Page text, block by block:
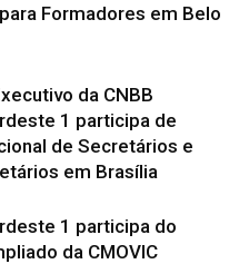
Formadores em Belo
da CNBB
1 participa de
de Secretários e
em Brasília
1 participa do
da CMOVIC